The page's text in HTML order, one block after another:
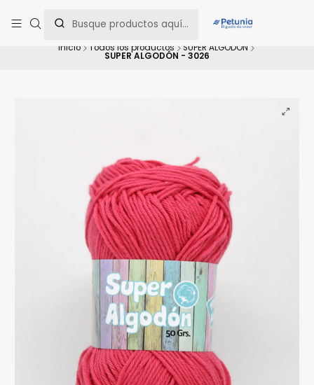
una asesoría personalizada.
Inicio Todos los productos SUPER ALGODÓN
SUPER ALGODÓN - 3026